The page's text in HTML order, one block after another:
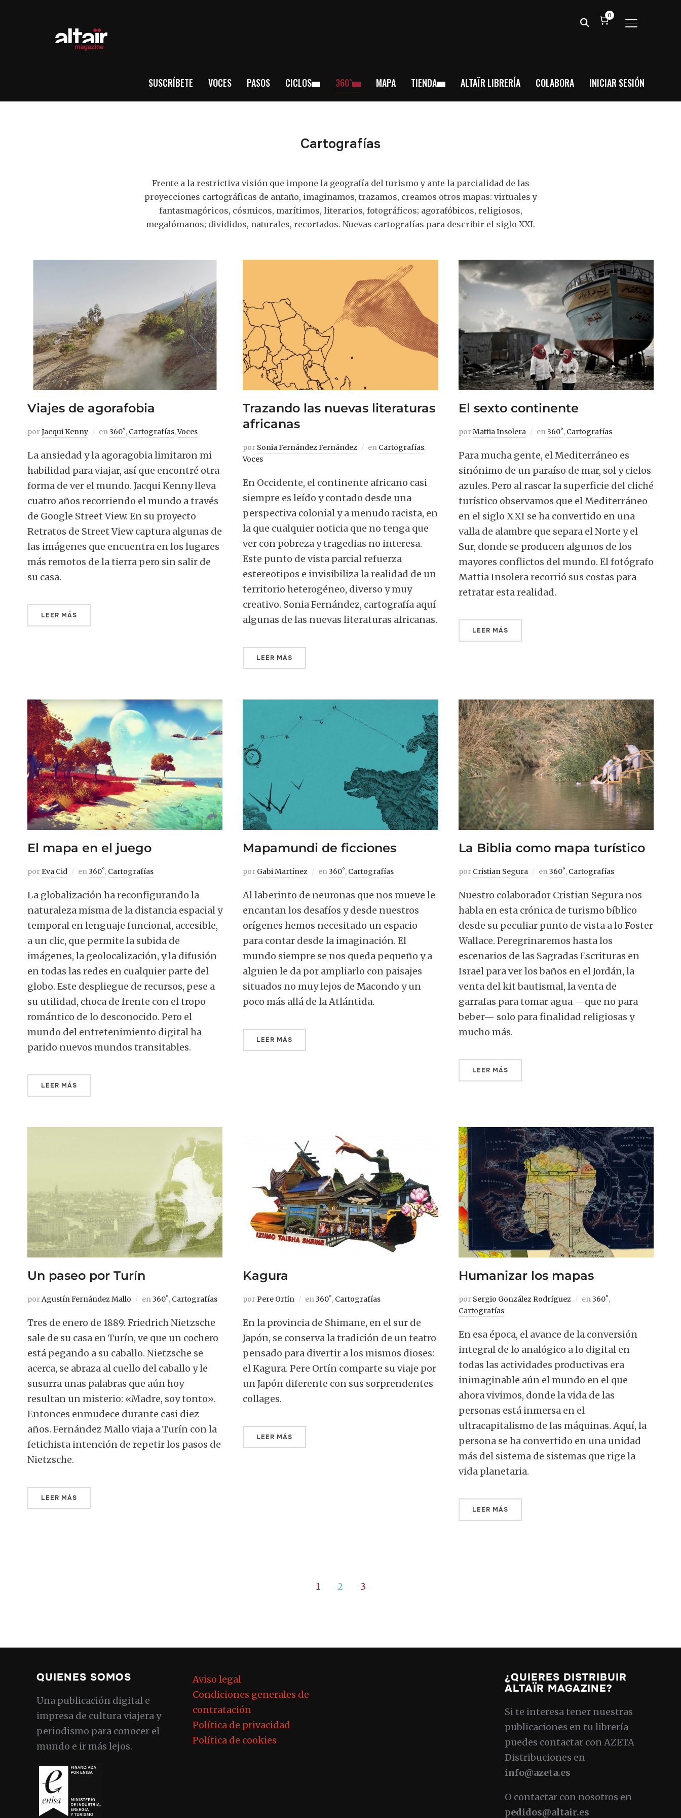
ALTERNAR
0
SUSCRÍBETE VOCES PASOS CICLOS 360˚ MAPA TIENDA ALTAÏR LIBRERÍA COLABORA INICIAR SESIÓN
Cartografías
Frente a la restrictiva visión que impone la geografía del turismo y ante la parcialidad de las
proyecciones cartográficas de antaño, imaginamos, trazamos, creamos otros mapas: virtuales y
fantasmagóricos, cósmicos, marítimos, literarios, fotográficos; agorafóbicos, religiosos,
megalómanos; divididos, naturales, recortados. Nuevas cartografías para describir el siglo XXI.
Viajes de agorafobia
porJacqui Kenny en360˚, Cartografías,Voces
La ansiedad y la agoragobia limitaron mi
habilidad para viajar, así que encontré otra
forma de ver el mundo. Jacqui Kenny lleva
cuatro años recorriendo el mundo a través
de Google Street View. En su proyecto
Retratos de Street View captura algunas de
las imágenes que encuentra en los lugares
más remotos de la tierra pero sin salir de
su casa.
LEER MÁS
Trazando las nuevas literaturas
africanas
por Sonia Fernández Fernández en Cartografías,
Voces
En Occidente, el continente africano casi
siempre es leído y contado desde una
perspectiva colonial y a menudo racista, en
la que cualquier noticia que no tenga que
ver con pobreza y tragedias no interesa.
Este punto de vista parcial refuerza
estereotipos e invisibiliza la realidad de un
territorio heterogéneo, diverso y muy
creativo. Sonia Fernández, cartografía aquí
algunas de las nuevas literaturas africanas.
LEER MÁS
El sexto continente
porMattia Insolera en360˚, Cartografías
Para mucha gente, el Mediterráneo es
sinónimo de un paraíso de mar, sol y cielos
azules. Pero al rascar la superficie del cliché
turístico observamos que el Mediterráneo
en el siglo XXI se ha convertido en una
valla de alambre que separa el Norte y el
Sur, donde se producen algunos de los
mayores conflictos del mundo. El fotógrafo
Mattia Insolera recorrió sus costas para
retratar esta realidad.
LEER MÁS
El mapa en el juego
por Eva Cid en360˚, Cartografías
La globalización ha reconfigurando la
naturaleza misma de la distancia espacial y
temporal en lenguaje funcional, accesible,
a un clic, que permite la subida de
imágenes, la geolocalización, y la difusión
en todas las redes en cualquier parte del
globo. Este despliegue de recursos, pese a
su utilidad, choca de frente con el tropo
romántico de lo desconocido. Pero el
mundo del entretenimiento digital ha
parido nuevos mundos transitables.
LEER MÁS
Mapamundi de ficciones
por Gabi Martínez en360˚, Cartografías
Al laberinto de neuronas que nos mueve le
encantan los desafíos y desde nuestros
orígenes hemos necesitado un espacio
para contar desde la imaginación. El
mundo siempre se nos queda pequeño y a
alguien le da por ampliarlo con paisajes
situados no muy lejos de Macondo y un
poco más allá de la Atlántida.
LEER MÁS
La Biblia como mapa turístico
por Cristian Segura en360˚, Cartografías
Nuestro colaborador Cristian Segura nos
habla en esta crónica de turismo bíblico
desde su peculiar punto de vista a lo Foster
Wallace. Peregrinaremos hasta los
escenarios de las Sagradas Escrituras en
Israel para ver los baños en el Jordán, la
venta del kit bautismal, la venta de
garrafas para tomar agua —que no para
beber— solo para finalidad religiosas y
mucho más.
LEER MÁS
Un paseo por Turín
porAgustín Fernández Mallo en360˚, Cartografías
Tres de enero de 1889. Friedrich Nietzsche
sale de su casa en Turín, ve que un cochero
está pegando a su caballo. Nietzsche se
acerca, se abraza al cuello del caballo y le
susurra unas palabras que aún hoy
resultan un misterio: «Madre, soy tonto».
Entonces enmudece durante casi diez
años. Fernández Mallo viaja a Turín con la
fetichista intención de repetir los pasos de
Nietzsche.
LEER MÁS
Kagura
porPere Ortín en360˚, Cartografías
En la provincia de Shimane, en el sur de
Japón, se conserva la tradición de un teatro
pensado para divertir a los mismos dioses:
el Kagura. Pere Ortín comparte su viaje por
un Japón diferente con sus sorprendentes
collages.
LEER MÁS
Humanizar los mapas
por Sergio González Rodríguez en360˚,
Cartografías
En esa época, el avance de la conversión
integral de lo analógico a lo digital en
todas las actividades productivas era
inimaginable aún el mundo en el que
ahora vivimos, donde la vida de las
personas está inmersa en el
ultracapitalismo de las máquinas. Aquí, la
persona se ha convertido en una unidad
más del sistema de sistemas que rige la
vida planetaria.
LEER MÁS
1 2 3
QUIENES SOMOS
Una publicación digital e
impresa de cultura viajera y
periodismo para conocer el
mundo e ir más lejos.
Aviso legal
Condiciones generales de
contratación
Política de privacidad
Política de cookies
¿QUIERES DISTRIBUIR
ALTAÏR MAGAZINE?
Si te interesa tener nuestras
publicaciones en tu librería
puedes contactar con AZETA
Distribuciones en
info@azeta.es
O contactar con nosotros en
pedidos@altair.es